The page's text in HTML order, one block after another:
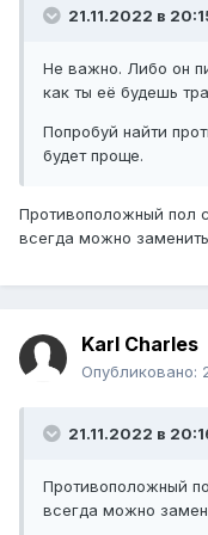
21.11.2022 в
Не важно. Либо он
как ты её будешь
Попробуй найти
будет проще.
Противоположный пол
всегда можно заменить
Karl Charles
Опубликовано:
21.11.2022 в
Противоположный
всегда можно